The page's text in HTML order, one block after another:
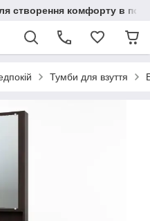
створення комфорту в
Тумби для взуття